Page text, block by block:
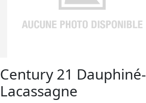
Century 21 Dauphiné-
Lacassagne